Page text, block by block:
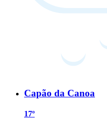
Capão da Canoa
17º